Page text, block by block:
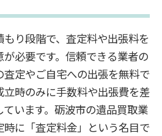
り段階で、査定料や出張料を
必要です。信頼できる業者の
定やご自宅への出張を無料で
時のみに手数料や出張費を差
います。砺波市の遺品買取業
に「査定料金」という名目で